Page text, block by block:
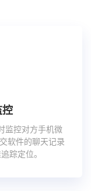
控
监控对方手机微
软件的聊天记录
踪定位。